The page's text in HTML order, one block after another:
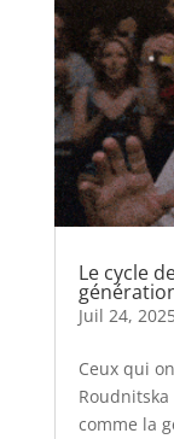
Le cycle
Juil 24,
Ceux qui
comme la